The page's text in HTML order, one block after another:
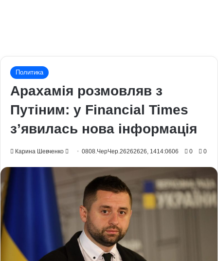
Политика
Арахамія розмовляв з
Путіним: у Financial Times
з’явилась нова інформація
Карина Шевченко
Send0808.ЧерЧер.26262626, 1414:0606 0 0